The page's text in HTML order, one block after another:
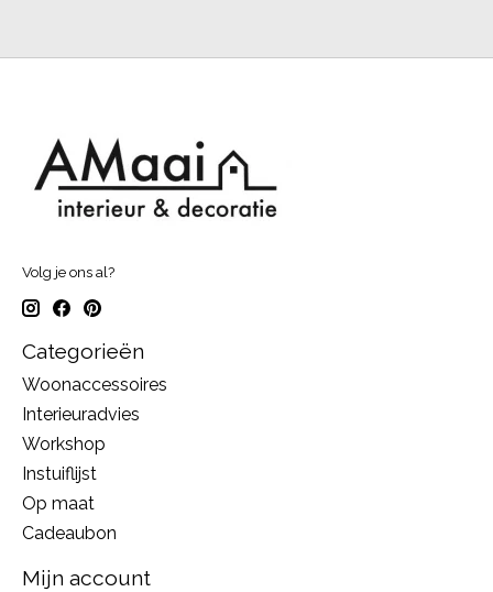
Volg je ons al?
Categorieën
Woonaccessoires
Interieuradvies
Workshop
Instuiflijst
Op maat
Cadeaubon
Mijn account